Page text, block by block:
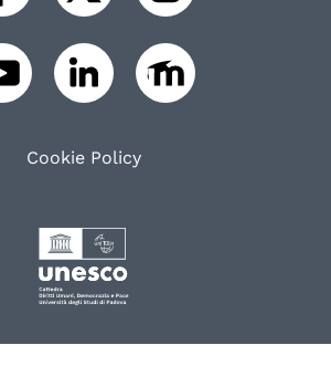
Cookie Policy